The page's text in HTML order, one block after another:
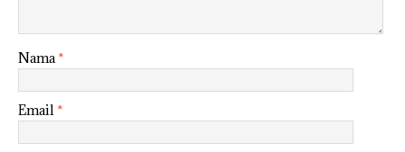
Nama *
Email *